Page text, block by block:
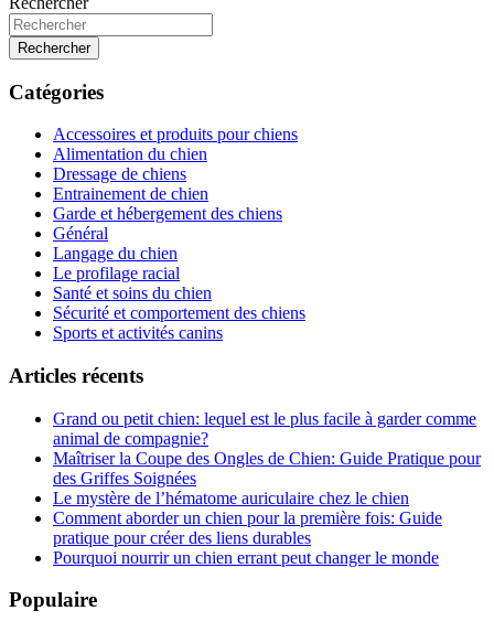
Rechercher
Catégories
Accessoires et produits pour chiens
Alimentation du chien
Dressage de chiens
Entrainement de chien
Garde et hébergement des chiens
Général
Langage du chien
Le profilage racial
Santé et soins du chien
Sécurité et comportement des chiens
Sports et activités canins
Articles récents
Grand ou petit chien: lequel est le plus facile à garder comme
animal de compagnie?
Maîtriser la Coupe des Ongles de Chien: Guide Pratique pour
des Griffes Soignées
Le mystère de l’hématome auriculaire chez le chien
Comment aborder un chien pour la première fois: Guide
pratique pour créer des liens durables
Pourquoi nourrir un chien errant peut changer le monde
Populaire